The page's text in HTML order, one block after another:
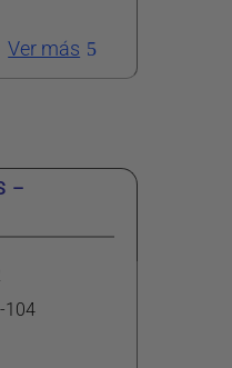
Ver más
–
104